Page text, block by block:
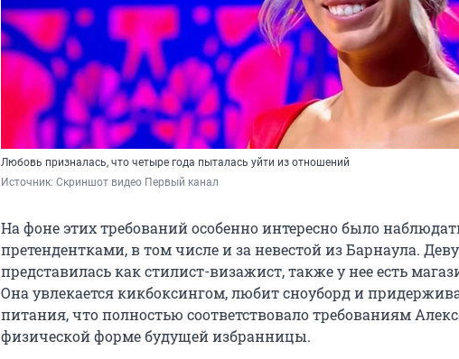
Любовь призналась, что четыре года пыталась уйти из отношений
Источник: Скриншот видео Первый канал
На фоне этих требований особенно интересно было
претендентками, в том числе и за невестой из Барнаула.
представилась как стилист-визажист, также у нее есть
Она увлекается кикбоксингом, любит сноуборд и
питания, что полностью соответствовало требованиям
физической форме будущей избранницы.